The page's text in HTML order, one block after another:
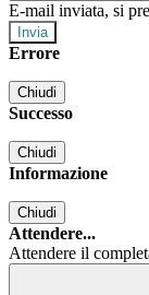
E-mail inviata, si
Errore
Chiudi
Successo
Chiudi
Informazione
Chiudi
Attendere...
Attendere il